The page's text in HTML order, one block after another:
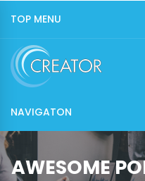
TOP MENU
NAVIGATON
AWESOME